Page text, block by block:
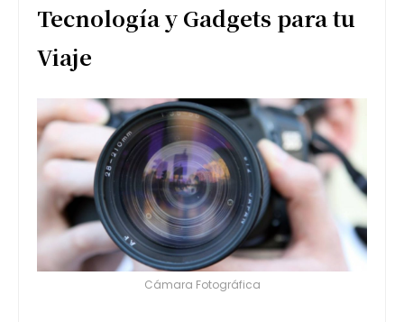
Tecnología y Gadgets para tu
Viaje
Cámara Fotográfica